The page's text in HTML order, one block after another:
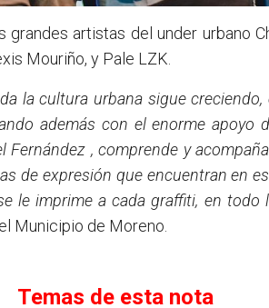
artistas del under urbano
Mouriño, y Pale LZK.
la cultura urbana sigue
además con el enorme apoyo
, comprende y
de expresión que encuentran en
le imprime a cada graffiti, en todo
Municipio de Moreno.
Temas de esta nota